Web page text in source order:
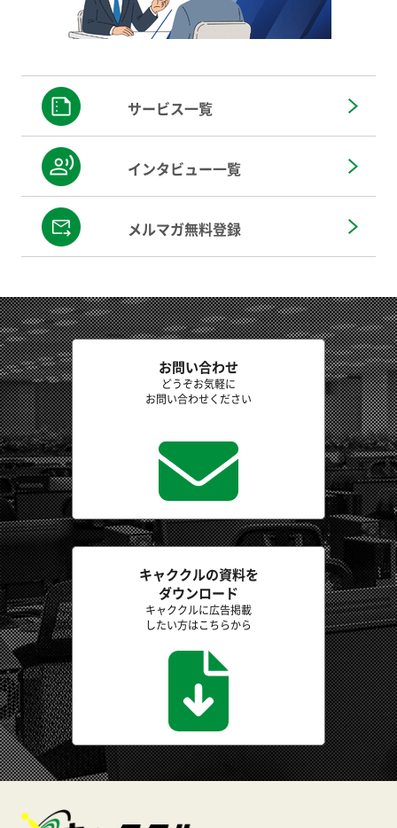
サービス一覧
インタビュー一覧
メルマガ無料登録
お問い合わせ
どうぞお気軽に
お問い合わせください
キャククルの資料を
ダウンロード
キャククルに広告掲載
したい方はこちらから